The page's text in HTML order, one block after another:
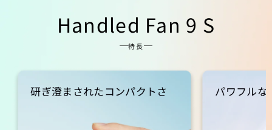
Handled Fan 9 S
特長
研ぎ澄まされたコンパクトさ パワフルな